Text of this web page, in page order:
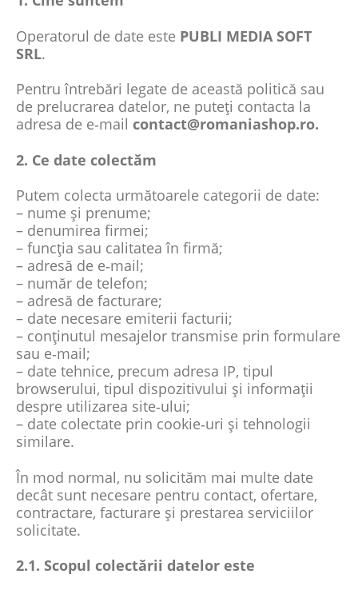
Operatorul de date este PUBLI MEDIA SOFT
SRL.
Pentru întrebări legate de această politică sau
de prelucrarea datelor, ne puteți contacta la
adresa de e‑mail contact@romaniashop.ro.
2. Ce date colectăm
Putem colecta următoarele categorii de date:
– nume și prenume;
– denumirea firmei;
– funcția sau calitatea în firmă;
– adresă de e‑mail;
– număr de telefon;
– adresă de facturare;
– date necesare emiterii facturii;
– conținutul mesajelor transmise prin formulare
sau e‑mail;
– date tehnice, precum adresa IP, tipul
browserului, tipul dispozitivului și informații
despre utilizarea site‑ului;
– date colectate prin cookie‑uri și tehnologii
similare.
În mod normal, nu solicităm mai multe date
decât sunt necesare pentru contact, ofertare,
contractare, facturare și prestarea serviciilor
solicitate.
2.1. Scopul colectării datelor este